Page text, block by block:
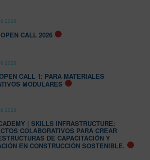
2026
CALL 2026
2026
CALL 1: PARA MATERIALES
MODULARES
2026
| SKILLS INFRASTRUCTURE:
COLABORATIVOS PARA CREAR
DE CAPACITACIÓN Y
EN CONSTRUCCIÓN SOSTENIBLE.